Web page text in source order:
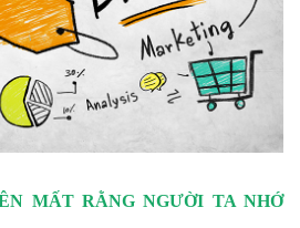
MẤT RẰNG NGƯỜI TA NHỚ